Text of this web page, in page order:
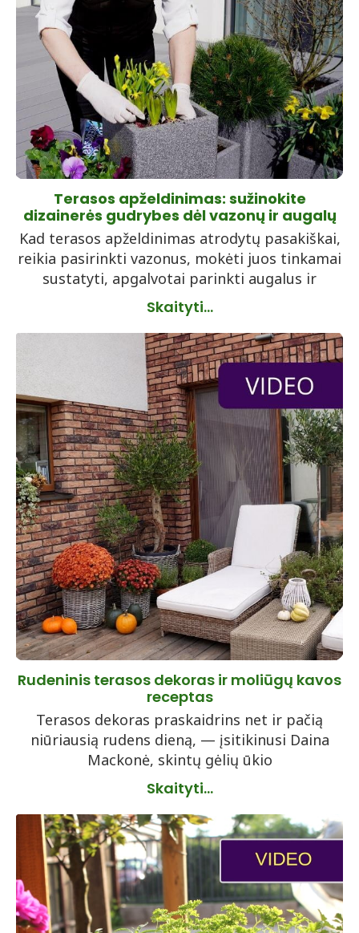
Terasos apželdinimas: sužinokite
dizainerės gudrybes dėl vazonų ir augalų
Kad terasos apželdinimas atrodytų pasakiškai,
reikia pasirinkti vazonus, mokėti juos tinkamai
sustatyti, apgalvotai parinkti augalus ir
Skaityti...
Rudeninis terasos dekoras ir moliūgų kavos
receptas
Terasos dekoras praskaidrins net ir pačią
niūriausią rudens dieną, — įsitikinusi Daina
Mackonė, skintų gėlių ūkio
Skaityti...